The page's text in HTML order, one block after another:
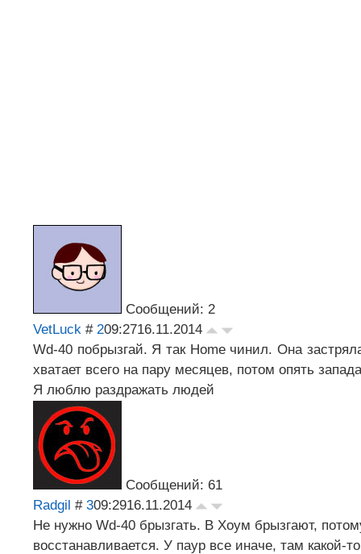
Сообщений: 2
VetLuck # 209:2716.11.2014
Wd-40 побрызгай. Я так Home чинил. Она
хватает всего на пару месяцев, потом опять
Я люблю раздражать людей
Сообщений: 61
Radgil # 309:2916.11.2014
Не нужно Wd-40 брызгать. В Хоум брызгают,
восстанавливается. У паур все иначе, там какой-